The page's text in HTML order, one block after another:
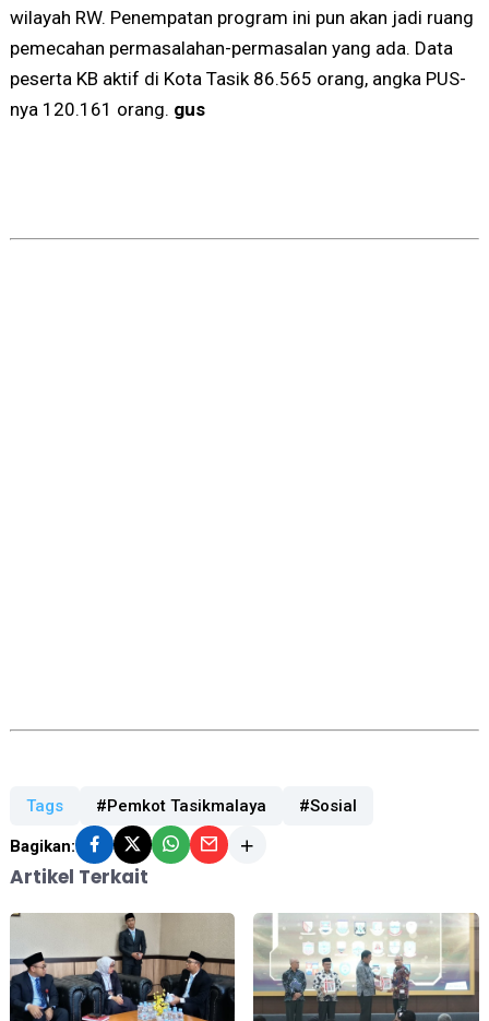
wilayah RW. Penempatan program ini pun akan jadi ruang
pemecahan permasalahan-permasalan yang ada. Data
peserta KB aktif di Kota Tasik 86.565 orang, angka PUS-
nya 120.161 orang. gus
Tags #Pemkot Tasikmalaya #Sosial
Bagikan:
Artikel Terkait